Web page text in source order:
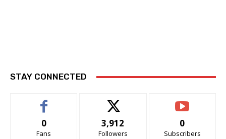
STAY CONNECTED
0
Fans
3,912
Followers
0
Subscribers